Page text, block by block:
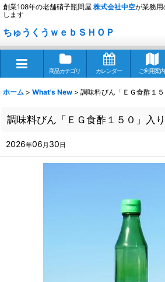
創業108年の老舗硝子瓶問屋 株式会社中空が業務用
します
ちゅうくうｗｅｂＳＨＯＰ
商品カテゴリ カレンダー ご利用案内
ホーム > What's New > 調味料びん「ＥＧ食酢１
調味料びん「ＥＧ食酢１５０」入
2026年06 月 30日